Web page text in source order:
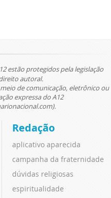
estão protegidos pela legislação
autoral.
de comunicação, eletrônico ou
expressa do A12
Redação
aplicativo aparecida
campanha da fraternidade
dúvidas religiosas
espiritualidade